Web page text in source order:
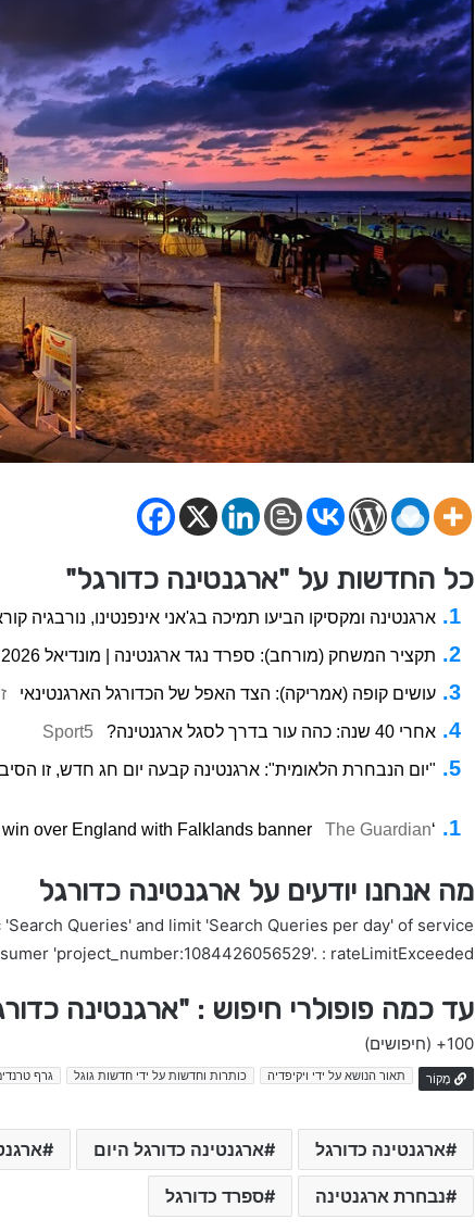
כל החדשות על "ארגנטינה כדורגל"
ארגנטינה ומקסיקו הביעו תמיכה בג'אני אינפנטינו, נורבגיה
תקציר המשחק (מורחב): ספרד נגד ארגנטינה | מונדיאל 2026
עושים קופה (אמריקה): הצד האפל של הכדורגל הארגנטינאי
אחרי 40 שנה: כהה עור בדרך לסגל ארגנטינה? Sport5
"יום הנבחרת הלאומית": ארגנטינה קבעה יום חג חדש, זו
‘Malvinas are Argentinian’: World Cup holders celebrate win over England with Falklands banner
The Guardian
מה אנחנו יודעים על ארגנטינה כדורגל
Queries' and limit 'Search Queries per day' of service
'project_number:1084426056529'. : rateLimitExceeded
עד כמה פופולרי חיפוש : "ארגנטינה
100+ (חיפושים)
מָקוֹר תאור הנושא על ידי ויקיפדיה כותרות וחדשות על ידי חדשות גוגל גרף
ארגנטינה כדורגל ארגנטינה כדורגל היום
נבחרת ארגנטינה ספרד כדורגל